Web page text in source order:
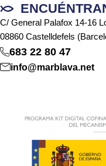
C/ General Palafox 14-16
08860 Castelldefels
683 22 80 47
info@marblava.net